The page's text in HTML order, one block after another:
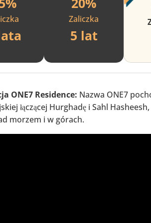
Zaliczka
5 lat
ONE7 Residence: Nazwa ONE7
łączącej Hurghadę i Sahl
morzem i w górach.